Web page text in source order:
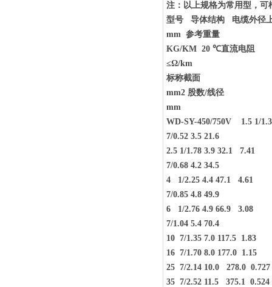
注：以上规格为常用型，
型号 导体结构 电缆外径
mm 参考重量
KG/KM 20 ℃直流电阻
≤Ω/km
标称截面
mm2 股数/线径
mm
WD-SY-450/750V 1.5 1/
7/0.52 3.5 21.6
2.5 1/1.78 3.9 32.1 7.41
7/0.68 4.2 34.5
4 1/2.25 4.4 47.1 4.61
7/0.85 4.8 49.9
6 1/2.76 4.9 66.9 3.08
7/1.04 5.4 70.4
10 7/1.35 7.0 117.5 1.83
16 7/1.70 8.0 177.0 1.15
25 7/2.14 10.0 278.0 0.727
35 7/2.52 11.5 375.1 0.524